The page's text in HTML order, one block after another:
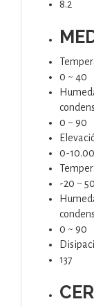
8.2
0 ~ 40
0 ~ 90
0-
-20 ~ 50
0 ~ 90
137